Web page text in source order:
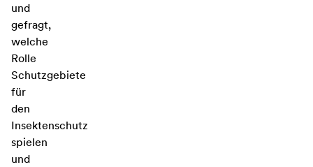
und
gefragt,
welche
Rolle
Schutzgebiete
für
den
Insektenschutz
spielen
und